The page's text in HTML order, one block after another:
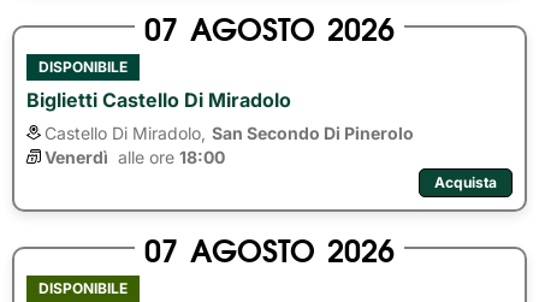
07 AGOSTO 2026
DISPONIBILE
Biglietti Castello Di Miradolo
Castello Di Miradolo, San Secondo Di Pinerolo
Venerdì alle ore 18:00
Acquista
07 AGOSTO 2026
DISPONIBILE